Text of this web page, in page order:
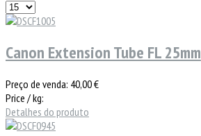
Canon Extension Tube FL 25mm
Preço de venda: 40,00 €
Price / kg:
Detalhes do produto